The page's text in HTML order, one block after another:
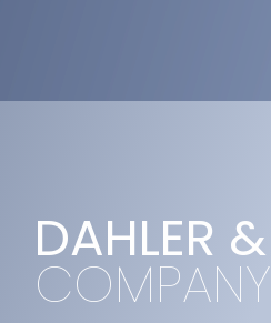
DAHLER &
COMPANY